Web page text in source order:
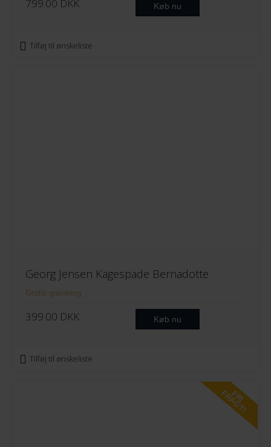
799.00 DKK Køb nu
Tilføj til ønskeliste
Georg Jensen Kagespade Bernadotte
Gratis gravering
399.00 DKK Køb nu
Tilføj til ønskeliste
FRI
FRAGT!